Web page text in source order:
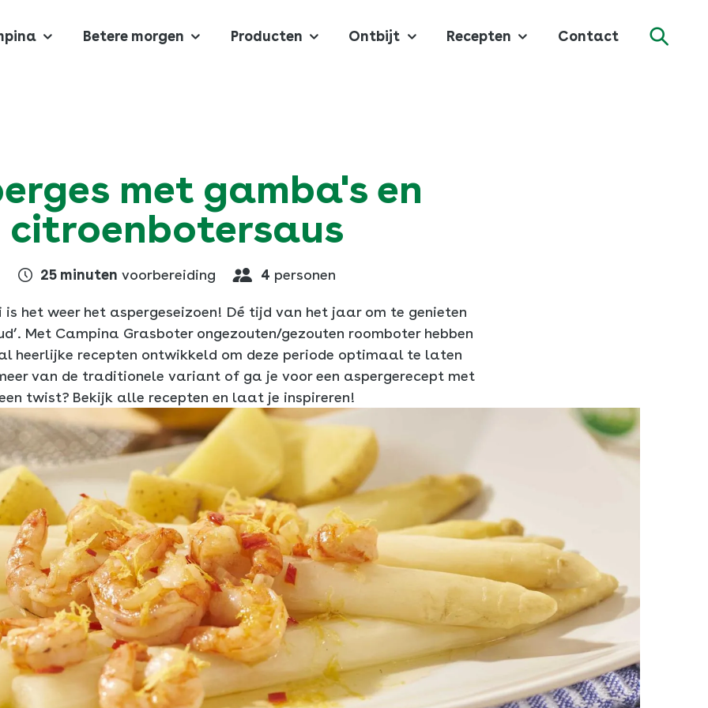
van Campina
Open Boerderijdagen
Betere morgen
ontbijt
van eiwitten
Producten
Extra Proteïne
High Protein Greek
Ontbijt Recepten Contact
Zoeken
met gamba's en
citroenbotersaus
25 minuten voorbereiding 4 personen
het weer het aspergeseizoen! Dé tijd van het jaar om te genieten
Met Campina Grasboter ongezouten/gezouten roomboter hebben
heerlijke recepten ontwikkeld om deze periode optimaal te laten
van de traditionele variant of ga je voor een aspergerecept met
twist? Bekijk alle recepten en laat je inspireren!